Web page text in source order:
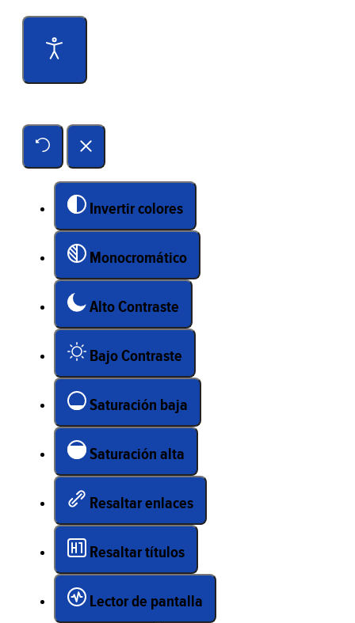
Invertir colores
Monocromático
Alto Contraste
Bajo Contraste
Saturación baja
Saturación alta
Resaltar enlaces
Resaltar títulos
Lector de pantalla